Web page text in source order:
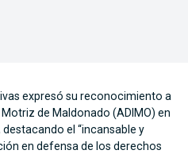
expresó su reconocimiento a
de Maldonado (ADIMO) en
el “incansable y
en defensa de los derechos